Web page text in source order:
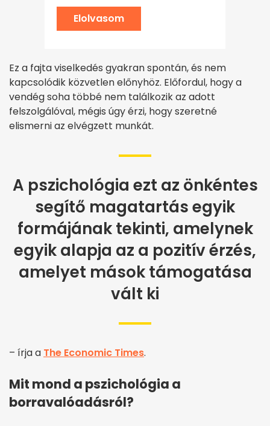
Elolvasom
Ez a fajta viselkedés gyakran spontán, és nem
kapcsolódik közvetlen előnyhöz. Előfordul, hogy a
vendég soha többé nem találkozik az adott
felszolgálóval, mégis úgy érzi, hogy szeretné
elismerni az elvégzett munkát.
A pszichológia ezt az önkéntes
segítő magatartás egyik
formájának tekinti, amelynek
egyik alapja az a pozitív érzés,
amelyet mások támogatása
vált ki
– írja a The Economic Times.
Mit mond a pszichológia a
borravalóadásról?